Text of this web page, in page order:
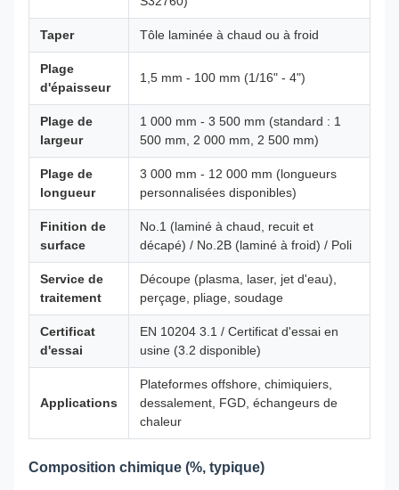
Taper Tôle laminée à chaud ou à froid
Plage
d'épaisseur
1,5 mm - 100 mm (1/16" - 4")
Plage de
largeur
1 000 mm - 3 500 mm (standard : 1
500 mm, 2 000 mm, 2 500 mm)
Plage de
longueur
3 000 mm - 12 000 mm (longueurs
personnalisées disponibles)
Finition de
surface
No.1 (laminé à chaud, recuit et
décapé) / No.2B (laminé à froid) / Poli
Service de
traitement
Découpe (plasma, laser, jet d'eau),
perçage, pliage, soudage
Certificat
d'essai
EN 10204 3.1 / Certificat d'essai en
usine (3.2 disponible)
Applications
Plateformes offshore, chimiquiers,
dessalement, FGD, échangeurs de
chaleur
Composition chimique (%, typique)